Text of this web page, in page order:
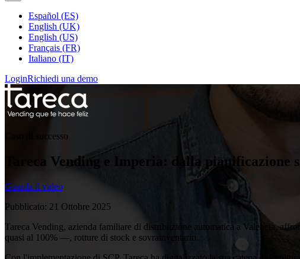
Español (ES)
English (UK)
English (US)
Français (FR)
Italiano (IT)
LoginRichiedi una demo
Caso di successo
Tareca Vending e Imperia: dalla pianificazione
Guarda il video
Pubblicato: 21 Ottobre 2025
Tareca Vending, azienda familiare di distribuzione automatica a Valencia,
quasi al 100% —, rotture di stock e sovrainventario.